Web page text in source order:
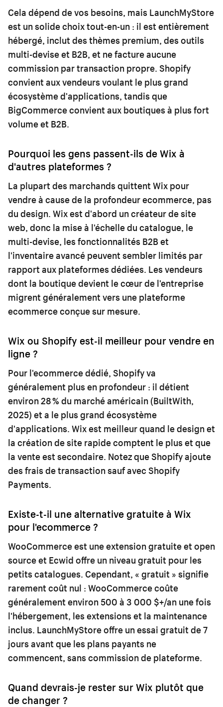
Cela dépend de vos besoins, mais LaunchMyStore
est un solide choix tout-en-un : il est entièrement
hébergé, inclut des thèmes premium, des outils
multi-devise et B2B, et ne facture aucune
commission par transaction propre. Shopify
convient aux vendeurs voulant le plus grand
écosystème d'applications, tandis que
BigCommerce convient aux boutiques à plus fort
volume et B2B.
Pourquoi les gens passent-ils de Wix à
d'autres plateformes ?
La plupart des marchands quittent Wix pour
vendre à cause de la profondeur ecommerce, pas
du design. Wix est d'abord un créateur de site
web, donc la mise à l'échelle du catalogue, le
multi-devise, les fonctionnalités B2B et
l'inventaire avancé peuvent sembler limités par
rapport aux plateformes dédiées. Les vendeurs
dont la boutique devient le cœur de l'entreprise
migrent généralement vers une plateforme
ecommerce conçue sur mesure.
Wix ou Shopify est-il meilleur pour vendre en
ligne ?
Pour l'ecommerce dédié, Shopify va
généralement plus en profondeur : il détient
environ 28 % du marché américain (BuiltWith,
2025) et a le plus grand écosystème
d'applications. Wix est meilleur quand le design et
la création de site rapide comptent le plus et que
la vente est secondaire. Notez que Shopify ajoute
des frais de transaction sauf avec Shopify
Payments.
Existe-t-il une alternative gratuite à Wix
pour l'ecommerce ?
WooCommerce est une extension gratuite et open
source et Ecwid offre un niveau gratuit pour les
petits catalogues. Cependant, « gratuit » signifie
rarement coût nul : WooCommerce coûte
généralement environ 500 à 3 000 $+/an une fois
l'hébergement, les extensions et la maintenance
inclus. LaunchMyStore offre un essai gratuit de 7
jours avant que les plans payants ne
commencent, sans commission de plateforme.
Quand devrais-je rester sur Wix plutôt que
de changer ?